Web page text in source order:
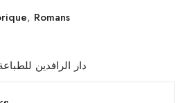
, Romans
دار الرافدين